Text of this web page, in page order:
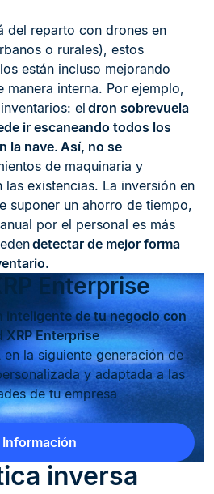
del reparto con drones en
o rurales), estos
están incluso mejorando
manera interna. Por ejemplo,
: el dron sobrevuela
ir escaneando todos los
la nave. Así, no se
de maquinaria y
las existencias. La inversión en
suponer un ahorro de tiempo,
por el personal es más
detectar de mejor forma
.
Enterprise
inteligente de tu negocio con
XRP Enterprise
en la siguiente generación de
y adaptada a las
de tu empresa
Información
inversa